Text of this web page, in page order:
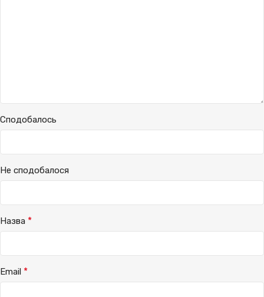
Сподобалось
Не сподобалося
Назва *
Email *